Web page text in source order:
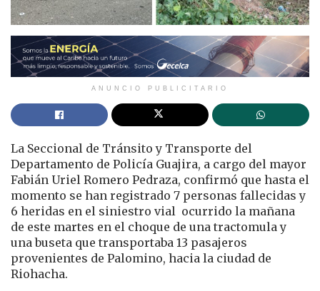
ANUNCIO PUBLICITARIO
La Seccional de Tránsito y Transporte del
Departamento de Policía Guajira, a cargo del mayor
Fabián Uriel Romero Pedraza, confirmó que hasta el
momento se han registrado 7 personas fallecidas y
6 heridas en el siniestro vial ocurrido la mañana
de este martes en el choque de una tractomula y
una buseta que transportaba 13 pasajeros
provenientes de Palomino, hacia la ciudad de
Riohacha.